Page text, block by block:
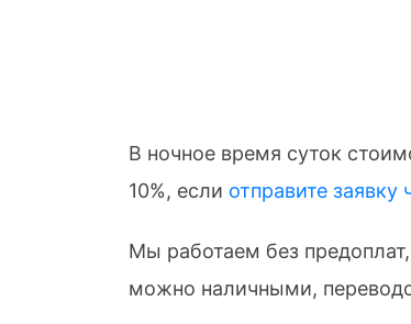
В ночное время суток
10%, если отправите заявку
Мы работаем без
можно наличными,